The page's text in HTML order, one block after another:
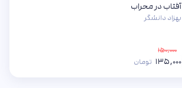
آفتاب در محراب
بهزاد دانشگر
۱۵۰,۰۰۰
۱۳۵,۰۰۰ تومان